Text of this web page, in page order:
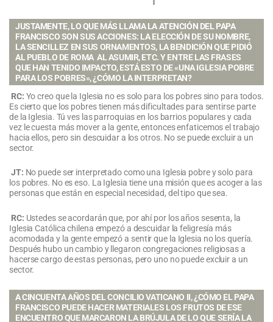
JUSTAMENTE, LO QUE MÁS LLAMA LA ATENCIÓN DEL PAPA
FRANCISCO SON SUS ACCIONES: LA ELECCIÓN DE SU NOMBRE,
LA SENCILLEZ EN SUS ORNAMENTOS, LA BENDICIÓN QUE PIDIÓ
AL PUEBLO DE ROMA AL ASUMIR, ETC. Y ENTRE LAS FRASES
QUE HAN TENIDO IMPACTO, ESTÁ ESTO DE «UNA IGLESIA POBRE
PARA LOS POBRES», ¿CÓMO LA INTERPRETAN?
RC: Yo creo que la Iglesia no es solo para los pobres sino para todos.
Es cierto que los pobres tienen más dificultades para sentirse parte
de la Iglesia. Tú ves las parroquias en los barrios populares y cada
vez le cuesta más mover a la gente, entonces enfaticemos el trabajo
hacia ellos, pero sin descuidar a los otros. No se puede excluir a un
sector.
JT: No puede ser interpretado como una Iglesia pobre y solo para
los pobres. No es eso. La Iglesia tiene una misión que es acoger a las
personas que están en especial necesidad, del tipo que sea.
RC: Ustedes se acordarán que, por ahí por los años sesenta, la
Iglesia Católica chilena empezó a descuidar la feligresía más
acomodada y la gente empezó a sentir que la Iglesia no los quería.
Después hubo un cambio y llegaron congregaciones religiosas a
hacerse cargo de estas personas, pero uno no puede excluir a un
sector.
A CINCUENTA AÑOS DEL CONCILIO VATICANO II, ¿CÓMO EL PAPA
FRANCISCO PUEDE HACER MATERIALES LOS FRUTOS DE ESE
ENCUENTRO QUE MARCARON LA BRÚJULA DE LO QUE SERÍA LA